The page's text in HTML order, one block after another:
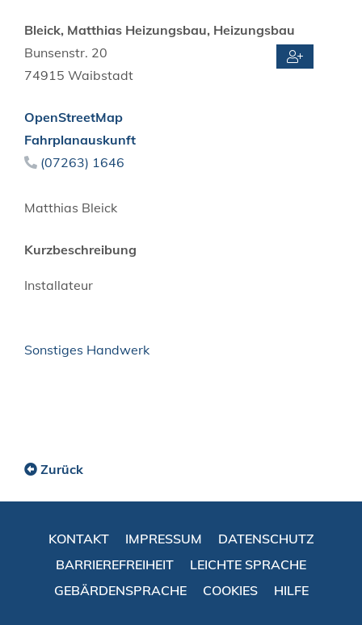
Bleick, Matthias Heizungsbau, Heizungsbau
Bunsenstr. 20
74915 Waibstadt
OpenStreetMap
Fahrplanauskunft
(07263) 1646
Matthias Bleick
Kurzbeschreibung
Installateur
Sonstiges Handwerk
Zurück
KONTAKT IMPRESSUM
DATENSCHUTZ
BARRIEREFREIHEIT
LEICHTE SPRACHE
GEBÄRDENSPRACHE
COOKIES HILFE